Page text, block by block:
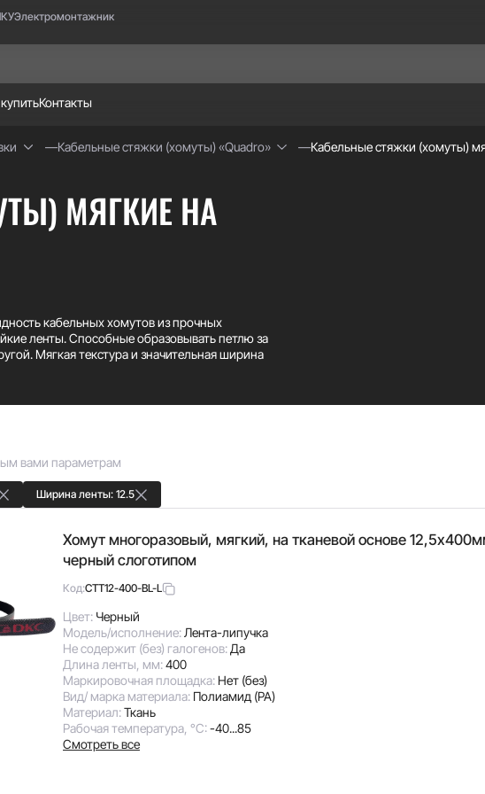
Электромонтажник
Контакты
Кабельные стяжки (хомуты) «Quadro» Кабельные стяжки (хомуты)
МЯГКИЕ НА
кабельных хомутов из прочных
ленты. Способные образовывать петлю за
Мягкая текстура и значительная ширина
Конструктивные особенности замка
цветовом исполнении дает возможность
чувствительных к искажению сигнала.
компьютерных, телефонных,
вами параметрам
Ширина ленты: 12.5
Хомут многоразовый, мягкий, на тканевой основе
черный слоготипом
Код:CTT12-400-BL-L
Цвет: Черный
Модель/исполнение:Лента-липучка
Не содержит (без) галогенов:Да
Длина ленты, мм:400
Маркировочная площадка: Нет (без)
Вид/ марка материала: Полиамид (PA)
Материал:Ткань
Рабочая температура, °C:-40...85
Смотреть все